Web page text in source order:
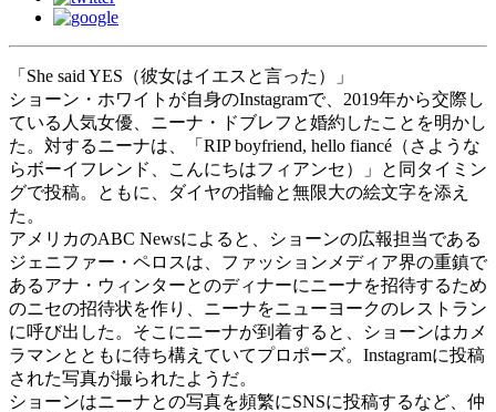
「She said YES（彼女はイエスと言った）」
ショーン・ホワイトが自身のInstagramで、2019年から交際し
ている人気女優、ニーナ・ドブレフと婚約したことを明かし
た。対するニーナは、「RIP boyfriend, hello fiancé（さような
らボーイフレンド、こんにちはフィアンセ）」と同タイミン
グで投稿。ともに、ダイヤの指輪と無限大の絵文字を添え
た。
アメリカのABC Newsによると、ショーンの広報担当である
ジェニファー・ペロスは、ファッションメディア界の重鎮で
あるアナ・ウィンターとのディナーにニーナを招待するため
のニセの招待状を作り、ニーナをニューヨークのレストラン
に呼び出した。そこにニーナが到着すると、ショーンはカメ
ラマンとともに待ち構えていてプロポーズ。Instagramに投稿
された写真が撮られたようだ。
ショーンはニーナとの写真を頻繁にSNSに投稿するなど、仲